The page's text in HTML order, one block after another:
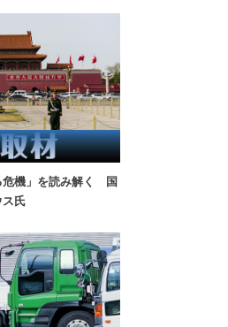
危機」を読み解く 国
氏